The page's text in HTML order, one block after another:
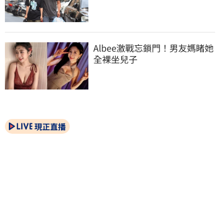
Albee激戰忘鎖門！男友媽睹她
全裸坐兒子
現正直播